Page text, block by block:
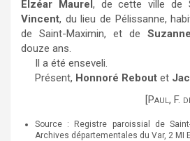
Elzéar Maurel, de cette ville de
Vincent, du lieu de Pélissanne,
de Saint-Maximin, et de
douze ans.
Il a été enseveli.
Présent, Honnoré Rebout et
[Paul, F.
Source : Registre paroissial de Saint-
Archives départementales du Var, 2 MI